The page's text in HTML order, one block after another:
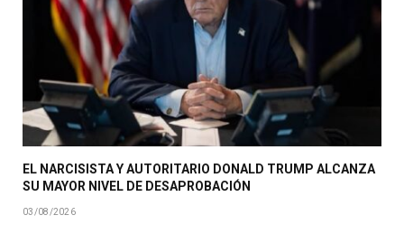
EL NARCISISTA Y AUTORITARIO DONALD TRUMP ALCANZA
SU MAYOR NIVEL DE DESAPROBACIÓN
03/08/2026